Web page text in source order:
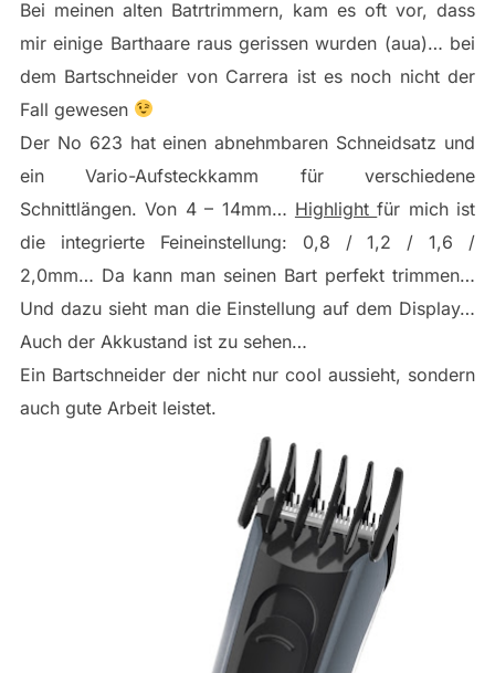
Bei meinen alten Batrtrimmern, kam es oft vor, dass
mir einige Barthaare raus gerissen wurden (aua)… bei
dem Bartschneider von Carrera ist es noch nicht der
Fall gewesen
Der No 623 hat einen abnehmbaren Schneidsatz und
ein Vario-Aufsteckkamm für verschiedene
Schnittlängen. Von 4 – 14mm… Highlightfür mich ist
die integrierte Feineinstellung: 0,8 / 1,2 / 1,6 /
2,0mm… Da kann man seinen Bart perfekt trimmen…
Und dazu sieht man die Einstellung auf dem Display…
Auch der Akkustand ist zu sehen…
Ein Bartschneider der nicht nur cool aussieht, sondern
auch gute Arbeit leistet.